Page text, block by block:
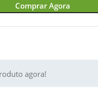
Comprar Agora
agora!